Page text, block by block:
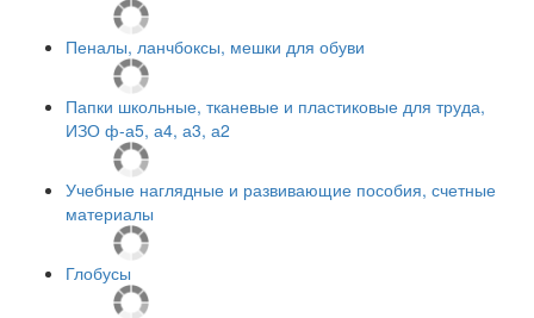
Пеналы, ланчбоксы, мешки для обуви
Папки школьные, тканевые и пластиковые для труда,
ИЗО ф-а5, а4, а3, а2
Учебные наглядные и развивающие пособия, счетные
материалы
Глобусы